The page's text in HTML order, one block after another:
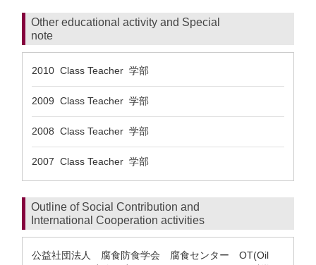
Other educational activity and Special
note
2010 Class Teacher 学部
2009 Class Teacher 学部
2008 Class Teacher 学部
2007 Class Teacher 学部
Outline of Social Contribution and
International Cooperation activities
公益社団法人 腐食防食学会 腐食センター OT(Oil